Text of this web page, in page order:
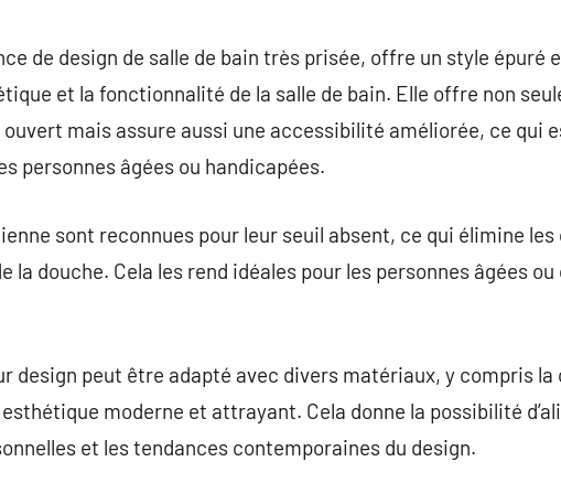
de design de salle de bain très prisée, offre un style épuré
et la fonctionnalité de la salle de bain. Elle offre non
mais assure aussi une accessibilité améliorée, ce qui
personnes âgées ou handicapées.
sont reconnues pour leur seuil absent, ce qui élimine
la douche. Cela les rend idéales pour les personnes âgées
design peut être adapté avec divers matériaux, y compris la
moderne et attrayant. Cela donne la possibilité
et les tendances contemporaines du design.